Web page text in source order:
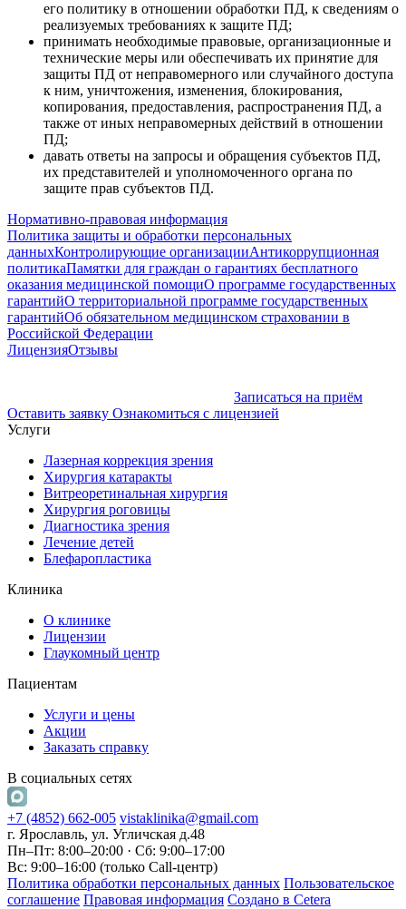
его политику в отношении обработки ПД, к сведениям о
реализуемых требованиях к защите ПД;
принимать необходимые правовые, организационные и
технические меры или обеспечивать их принятие для
защиты ПД от неправомерного или случайного доступа
к ним, уничтожения, изменения, блокирования,
копирования, предоставления, распространения ПД, а
также от иных неправомерных действий в отношении
ПД;
давать ответы на запросы и обращения субъектов ПД,
их представителей и уполномоченного органа по
защите прав субъектов ПД.
Нормативно-правовая информация
Политика защиты и обработки персональных
данныхКонтролирующие организацииАнтикоррупционная
политикаПамятки для граждан о гарантиях бесплатного
оказания медицинской помощиО программе государственных
гарантийО территориальной программе государственных
гарантийОб обязательном медицинском страховании в
Российской Федерации
ЛицензияОтзывы
Записаться на приём
Оставить заявку Ознакомиться с лицензией
Услуги
Лазерная коррекция зрения
Хирургия катаракты
Витреоретинальная хирургия
Хирургия роговицы
Диагностика зрения
Лечение детей
Блефаропластика
Клиника
О клинике
Лицензии
Глаукомный центр
Пациентам
Услуги и цены
Акции
Заказать справку
В социальных сетях
+7 (4852) 662-005 vistaklinika@gmail.com
г. Ярославль, ул. Угличская д.48
Пн–Пт: 8:00–20:00 · Сб: 9:00–17:00
Вс: 9:00–16:00 (только Call-центр)
Политика обработки персональных данных Пользовательское
соглашение Правовая информация Создано в Cetera